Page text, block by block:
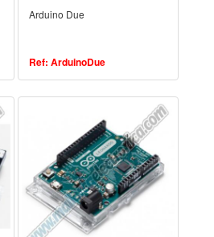
Arduino Due
Ref: ArduinoDue